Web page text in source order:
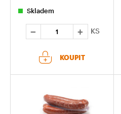
Skladem
KS
KOUPIT